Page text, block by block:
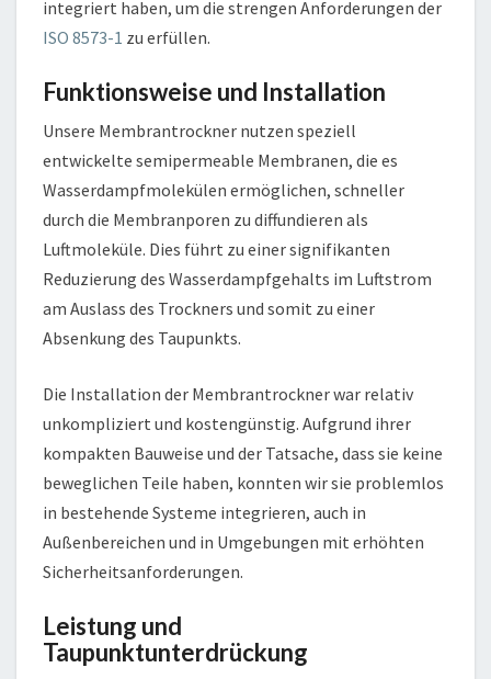
integriert haben, um die strengen Anforderungen der
ISO 8573-1 zu erfüllen.
Funktionsweise und Installation
Unsere Membrantrockner nutzen speziell
entwickelte semipermeable Membranen, die es
Wasserdampfmolekülen ermöglichen, schneller
durch die Membranporen zu diffundieren als
Luftmoleküle. Dies führt zu einer signifikanten
Reduzierung des Wasserdampfgehalts im Luftstrom
am Auslass des Trockners und somit zu einer
Absenkung des Taupunkts.
Die Installation der Membrantrockner war relativ
unkompliziert und kostengünstig. Aufgrund ihrer
kompakten Bauweise und der Tatsache, dass sie keine
beweglichen Teile haben, konnten wir sie problemlos
in bestehende Systeme integrieren, auch in
Außenbereichen und in Umgebungen mit erhöhten
Sicherheitsanforderungen.
Leistung und
Taupunktunterdrückung